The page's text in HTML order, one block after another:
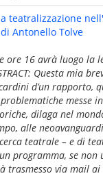
teatralizzazione
Antonello Tolve
ore 16 avrà luogo la
Questa mia
d’un rapporto,
messe
dilaga nel
alle
teatrale – e di
programma, se non
trasmesso via mail ai